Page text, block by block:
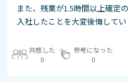
また、残業が1.5時間以上確定
入社したことを大変後悔してい
共感した
0
参考になった
0